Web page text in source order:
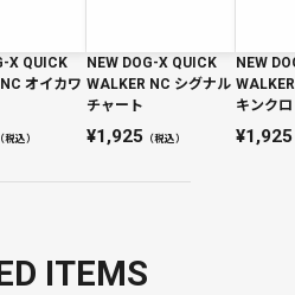
X QUICK
オイカワ
税込）
NEW DOG-X QUICK
WALKER NC シグナル
チャート
1,925（税込）
NEW
キンクロ
1,925
ITEMS